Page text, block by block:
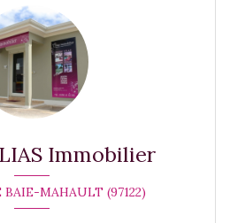
Immobilier
BAIE-MAHAULT (97122)